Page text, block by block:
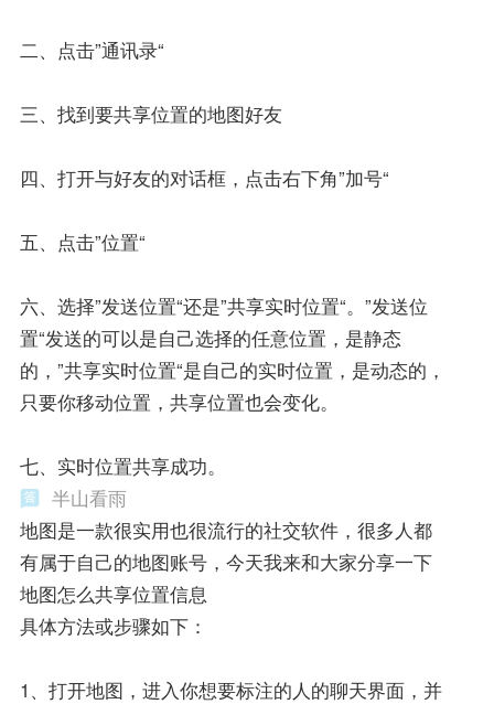
二、点击”通讯录“
三、找到要共享位置的地图好友
四、打开与好友的对话框，点击右下角”加号“
五、点击”位置“
六、选择”发送位置“还是”共享实时位置“。”发送位
置“发送的可以是自己选择的任意位置，是静态
的，”共享实时位置“是自己的实时位置，是动态的，
只要你移动位置，共享位置也会变化。
七、实时位置共享成功。
半山看雨
地图是一款很实用也很流行的社交软件，很多人都
有属于自己的地图账号，今天我来和大家分享一下
地图怎么共享位置信息
具体方法或步骤如下：
1、打开地图，进入你想要标注的人的聊天界面，并